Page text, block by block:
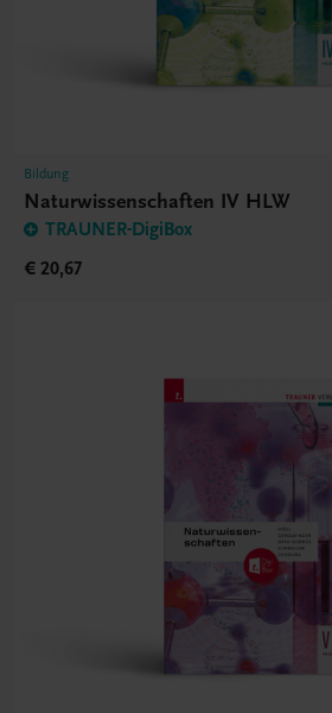
Bildung
Naturwissenschaften IV HLW
TRAUNER-DigiBox
€ 20,67